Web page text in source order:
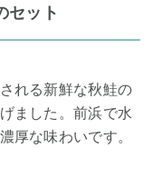
セット
れる新鮮な秋鮭の
ました。前浜で水
厚な味わいです。